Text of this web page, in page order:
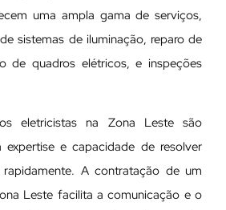
uma ampla gama de serviços,
sistemas de iluminação, reparo de
de quadros elétricos, e inspeções
eletricistas na Zona Leste são
e capacidade de resolver
rapidamente. A contratação de um
Leste facilita a comunicação e o